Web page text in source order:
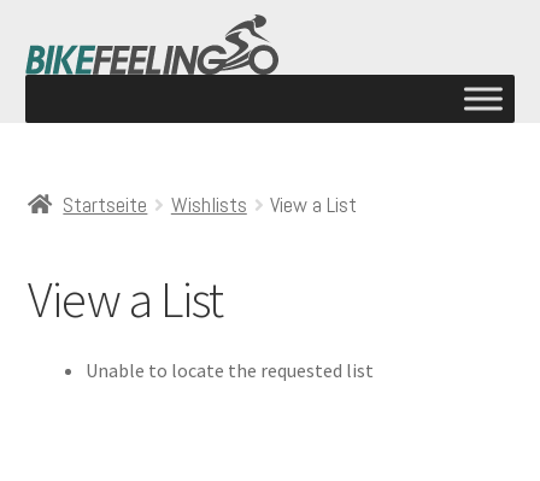
Startseite Wishlists View a List
View a List
Unable to locate the requested list